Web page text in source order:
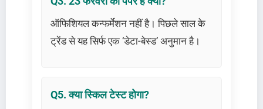
ऑफिशियल कन्फर्मेशन नहीं है। पिछले साल के
ट्रेंड से यह सिर्फ एक ‘डेटा-बेस्ड’ अनुमान है।
Q5. क्या स्किल टेस्ट होगा?